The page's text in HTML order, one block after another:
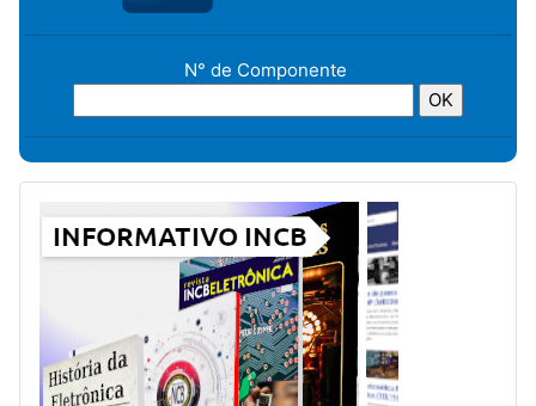
N° de Componente